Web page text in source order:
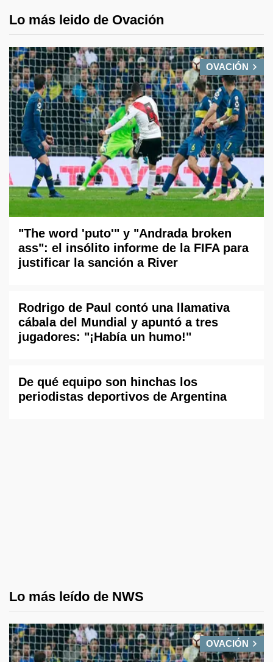
Lo más leido de Ovación
OVACIÓN
"The word 'puto'" y "Andrada broken
ass": el insólito informe de la FIFA para
justificar la sanción a River
Rodrigo de Paul contó una llamativa
cábala del Mundial y apuntó a tres
jugadores: "¡Había un humo!"
De qué equipo son hinchas los
periodistas deportivos de Argentina
Lo más leído de NWS
OVACIÓN